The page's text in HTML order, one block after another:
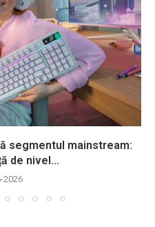
segmentul mainstream:
de nivel...
2026